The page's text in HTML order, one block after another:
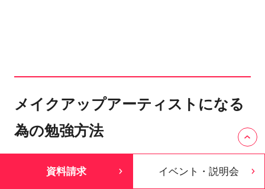
メイクアップアーティストになる
為の勉強方法
資料請求 イベント・説明会